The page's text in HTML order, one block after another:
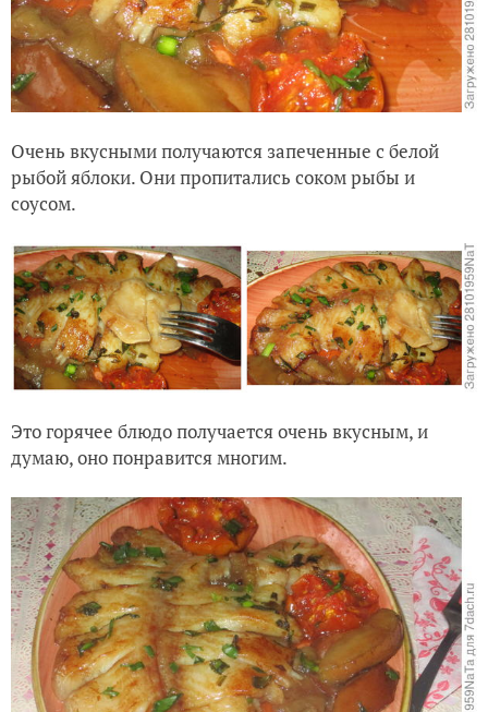
Очень вкусными получаются запеченные с белой
рыбой яблоки. Они пропитались соком рыбы и
соусом.
Это горячее блюдо получается очень вкусным, и
думаю, оно понравится многим.